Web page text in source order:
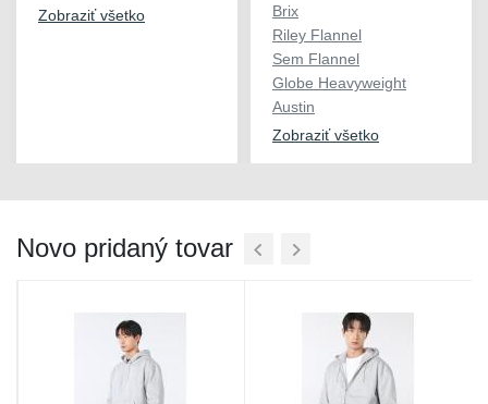
Zobraziť všetko
Brix
Riley Flannel
Sem Flannel
Globe Heavyweight
Austin
Zobraziť všetko
Novo pridaný tovar